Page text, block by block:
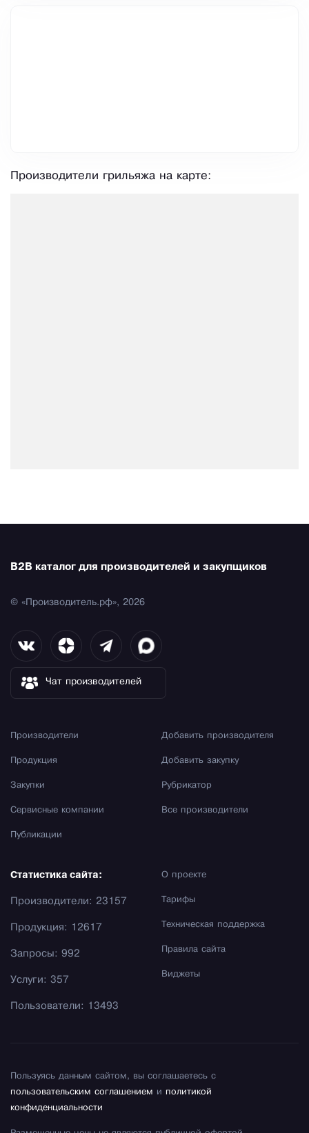
Производители грильяжа на карте:
B2B каталог для производителей и закупщиков
© «Производитель.рф», 2026
Чат производителей
Производители
Продукция
Закупки
Сервисные компании
Публикации
Добавить производителя
Добавить закупку
Рубрикатор
Все производители
О проекте
Тарифы
Техническая поддержка
Правила сайта
Виджеты
Статистика сайта:
Производители: 23157
Продукция: 12617
Запросы: 992
Услуги: 357
Пользователи: 13493
Пользуясь данным сайтом, вы соглашаетесь с
пользовательским соглашением и политикой
конфиденциальности